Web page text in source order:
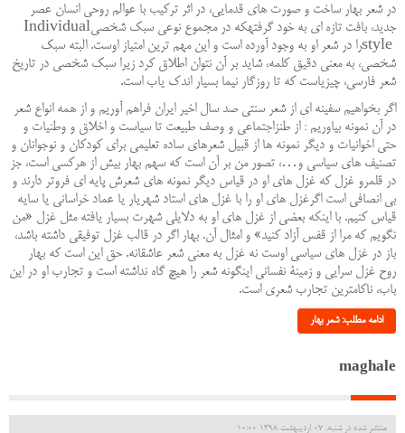
در شعر بهار ساخت و صورت ‏های قدمایی، در اثر ترکیب با عوالم روحی انسان عصر
جدید، بافت تازه ‏ای به خود گرفته‏که در مجموع نوعی سبک شخصیIndividual
styleرا در شعر او به وجود آورده است و این مهم ‏ترین امتیاز اوست. البته ‏سبک
شخصی، به معنی دقیق کلمه، شاید بر آن نتوان اطلاق کرد زیرا سبک شخصی در تاریخ
شعر فارسی، چیزی‏است که تا روزگار نیما بسیار اندک یاب است.
اگر بخواهیم سفینه ‏ای از شعر سنتی صد سال اخیر ایران فراهم آوریم و از همه انواع شعر
در آن نمونه بیاوریم : از طنزاجتماعی و وصف طبیعت تا سیاست و اخلاق و وطنیات و
حتی اخوانیات و دیگر نمونه ‏ها از قبیل شعرهای ساده ‏تعلیمی برای کودکان و نوجوانان و
تصنیف ‏های سیاسی و…، تصور من بر آن است که سهم بهار بیش از هرکسی ‏است، جز
در قلمرو غزل که غزل‏ های او در قیاس دیگر نمونه ‏های شعرش پایه ‏ای فروتر دارند و
بی انصافی است اگرغزل ‏های او را با غزل ‏های استاد شهریار یا عماد خراسانی یا سایه
قیاس کنیم. با اینکه بعضی از غزل های او به دلایلی ‏شهرت بسیار یافته مثل غزل «من
نگویم که مرا از قفس آزاد کنید» و امثال آن. بهار اگر در قالب غزل توفیقی داشته باشد،
باز در غزل‏ های سیاسی اوست نه غزل به معنی شعر عاشقانه. حق این است که بهار
روح غزل سرایی و زمینۀ نفسانی این‏گونه شعر را هیچ گاه نداشته است و تجارب او در این
باب، ناکام‏ترین تجارب شعری است.
ادامه مطلب: شعر بهار
maghale
منتشر شده در شنبه, 07 ارديبهشت 1398 10:00